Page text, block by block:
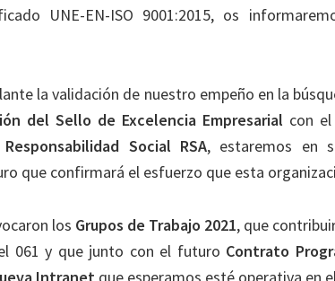
UNE-EN-ISO 9001:2015, os
la validación de nuestro empeño en la
del Sello de Excelencia Empresarial con
Social RSA, estaremos en
que confirmará el esfuerzo que esta
los Grupos de Trabajo 2021, que
061 y que junto con el futuro Contrato